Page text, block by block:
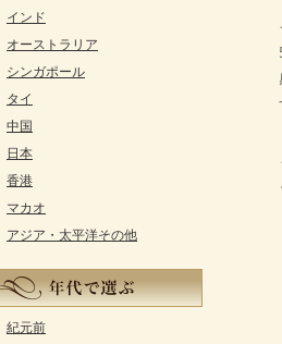
インド
オーストラリア
シンガポール
タイ
中国
日本
香港
マカオ
アジア・太平洋その他
紀元前